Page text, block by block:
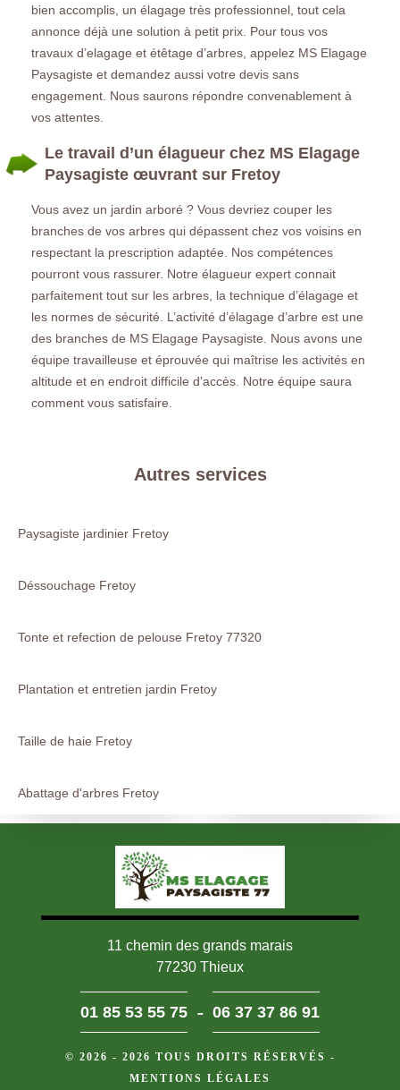
bien accomplis, un élagage très professionnel, tout cela
annonce déjà une solution à petit prix. Pour tous vos
travaux d’elagage et étêtage d’arbres, appelez MS Elagage
Paysagiste et demandez aussi votre devis sans
engagement. Nous saurons répondre convenablement à
vos attentes.
Le travail d’un élagueur chez MS Elagage
Paysagiste œuvrant sur Fretoy
Vous avez un jardin arboré ? Vous devriez couper les
branches de vos arbres qui dépassent chez vos voisins en
respectant la prescription adaptée. Nos compétences
pourront vous rassurer. Notre élagueur expert connait
parfaitement tout sur les arbres, la technique d’élagage et
les normes de sécurité. L’activité d’élagage d’arbre est une
des branches de MS Elagage Paysagiste. Nous avons une
équipe travailleuse et éprouvée qui maîtrise les activités en
altitude et en endroit difficile d’accès. Notre équipe saura
comment vous satisfaire.
Autres services
Paysagiste jardinier Fretoy
Déssouchage Fretoy
Tonte et refection de pelouse Fretoy 77320
Plantation et entretien jardin Fretoy
Taille de haie Fretoy
Abattage d'arbres Fretoy
11 chemin des grands marais
77230 Thieux
01 85 53 55 75 - 06 37 37 86 91
© 2026 - 2026 TOUS DROITS RÉSERVÉS -
MENTIONS LÉGALES